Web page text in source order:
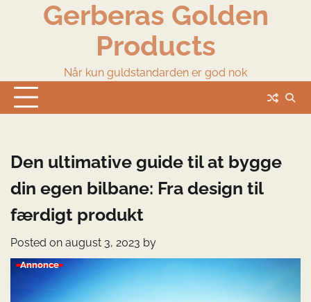
Gerberas Golden
Products
Når kun guldstandarden er god nok
Den ultimative guide til at bygge
din egen bilbane: Fra design til
færdigt produkt
Posted on august 3, 2023 by
Annonce